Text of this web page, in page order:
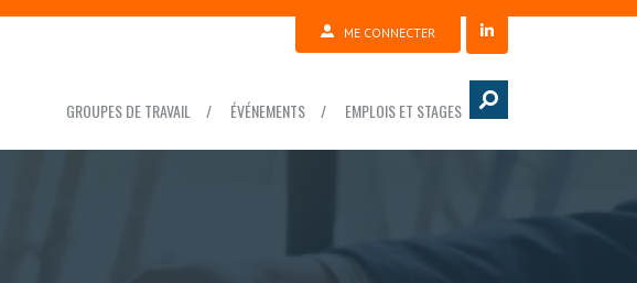
ME CONNECTER
GROUPES DE TRAVAIL ÉVÉNEMENTS EMPLOIS ET STAGES